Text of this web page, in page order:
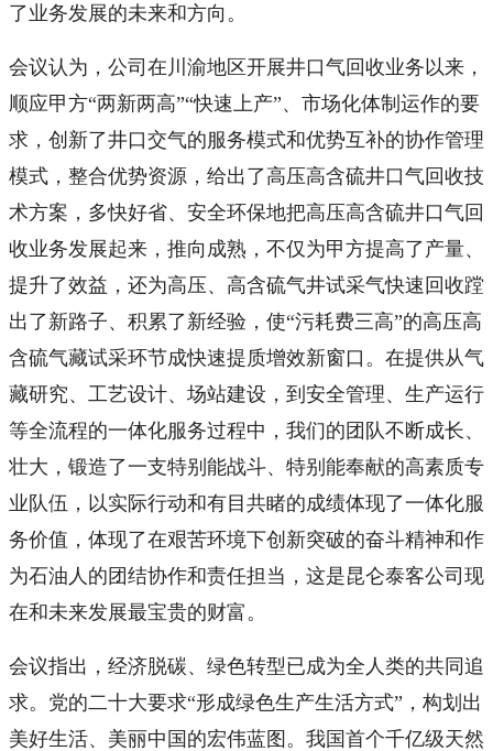
了业务发展的未来和方向。
会议认为，公司在川渝地区开展井口气回收业务以来，
顺应甲方“两新两高”“快速上产”、市场化体制运作的要
求，创新了井口交气的服务模式和优势互补的协作管理
模式，整合优势资源，给出了高压高含硫井口气回收技
术方案，多快好省、安全环保地把高压高含硫井口气回
收业务发展起来，推向成熟，不仅为甲方提高了产量、
提升了效益，还为高压、高含硫气井试采气快速回收蹚
出了新路子、积累了新经验，使“污耗费三高”的高压高
含硫气藏试采环节成快速提质增效新窗口。在提供从气
藏研究、工艺设计、场站建设，到安全管理、生产运行
等全流程的一体化服务过程中，我们的团队不断成长、
壮大，锻造了一支特别能战斗、特别能奉献的高素质专
业队伍，以实际行动和有目共睹的成绩体现了一体化服
务价值，体现了在艰苦环境下创新突破的奋斗精神和作
为石油人的团结协作和责任担当，这是昆仑泰客公司现
在和未来发展最宝贵的财富。
会议指出，经济脱碳、绿色转型已成为全人类的共同追
求。党的二十大要求“形成绿色生产生活方式”，构划出
美好生活、美丽中国的宏伟蓝图。我国首个千亿级天然